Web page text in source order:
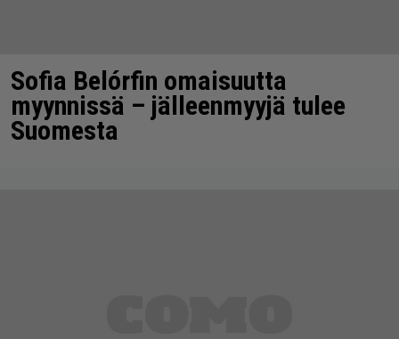
Sofia Belórfin omaisuutta
myynnissä – jälleenmyyjä tulee
Suomesta